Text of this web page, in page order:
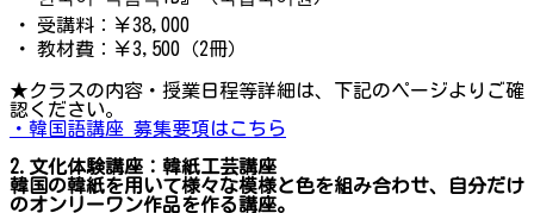
・
受講料：￥38,000
・
教材費：￥3,500（2冊）
★クラスの内容・授業日程等詳細は、下記のページよりご確
認ください。
・韓国語講座 募集要項はこちら
2.文化体験講座：韓紙工芸講座
韓国の韓紙を用いて様々な模様と色を組み合わせ、自分だけ
のオンリーワン作品を作る講座。